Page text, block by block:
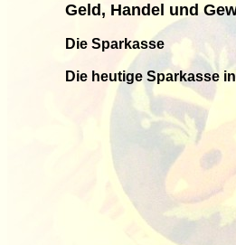
Geld, Handel und
Die Sparkasse
Die heutige Sparkasse